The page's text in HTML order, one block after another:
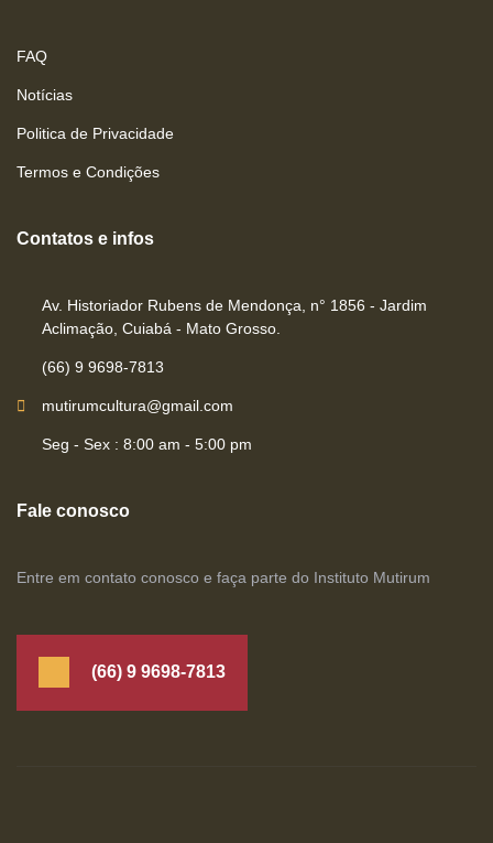
FAQ
Notícias
Politica de Privacidade
Termos e Condições
Contatos e infos
Av. Historiador Rubens de Mendonça, n° 1856 - Jardim
Aclimação, Cuiabá - Mato Grosso.
(66) 9 9698-7813
mutirumcultura@gmail.com
Seg - Sex : 8:00 am - 5:00 pm
Fale conosco
Entre em contato conosco e faça parte do Instituto Mutirum
(66) 9 9698-7813